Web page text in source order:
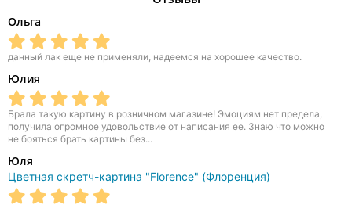
Ольга
данный лак еще не применяли, надеемся на хорошее качество.
Юлия
Брала такую картину в розничном магазине! Эмоциям нет предела,
получила огромное удовольствие от написания ее. Знаю что можно
не бояться брать картины без...
Юля
Цветная скретч-картина "Florence" (Флоренция)